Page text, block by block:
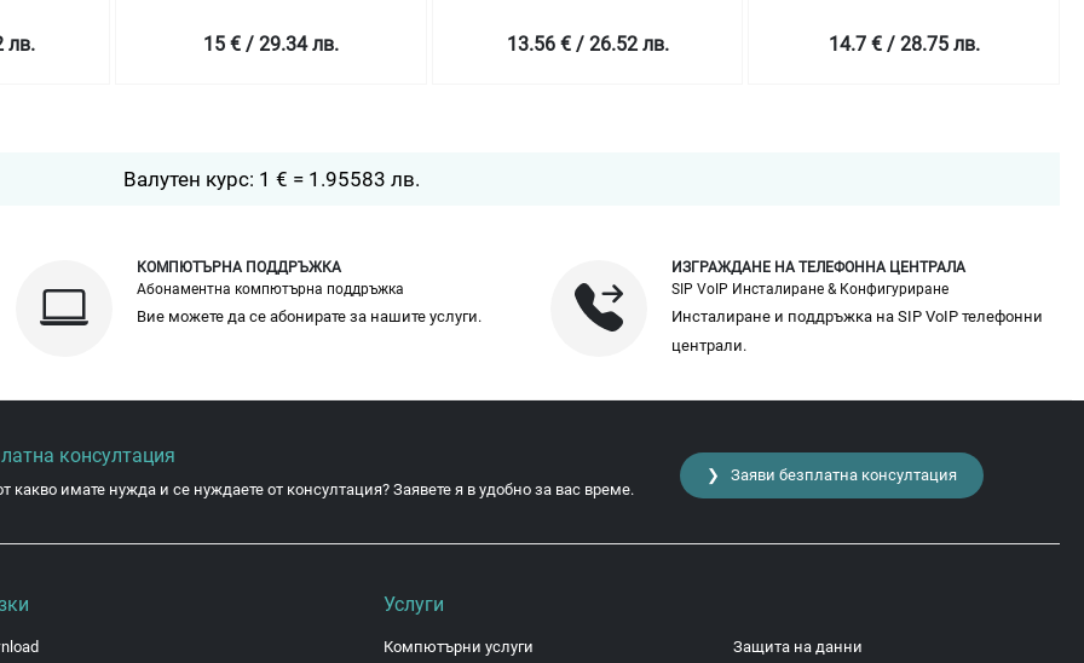
лв. 15 € / 29.34 лв. 13.56 € / 26.52 лв. 14.7 € / 28.75 лв.
Валутен курс: 1 € = 1.95583 лв.
КОМПЮТЪРНА ПОДДРЪЖКА
Абонаментна компютърна поддръжка
Вие можете да се абонирате за нашите услуги.
ИЗГРАЖДАНЕ НА ТЕЛЕФОННА ЦЕНТРАЛА
SIP VoIP Инсталиране & Конфигуриране
Инсталиране и поддръжка на SIP VoIP телефонни
централи.
консултация
какво имате нужда и се нуждаете от консултация? Заявете я в удобно за вас време.
❯ Заяви безплатна консултация
Услуги
Компютърни услуги Защита на данни